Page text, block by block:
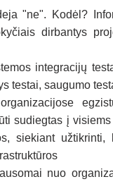
"ne". Kodėl?
dirbantys
integracijų
testai, saugumo
sudiegtas į
siekiant užtikrinti,
nuo